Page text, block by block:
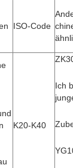
ISO-Code
K20-K40
Ich